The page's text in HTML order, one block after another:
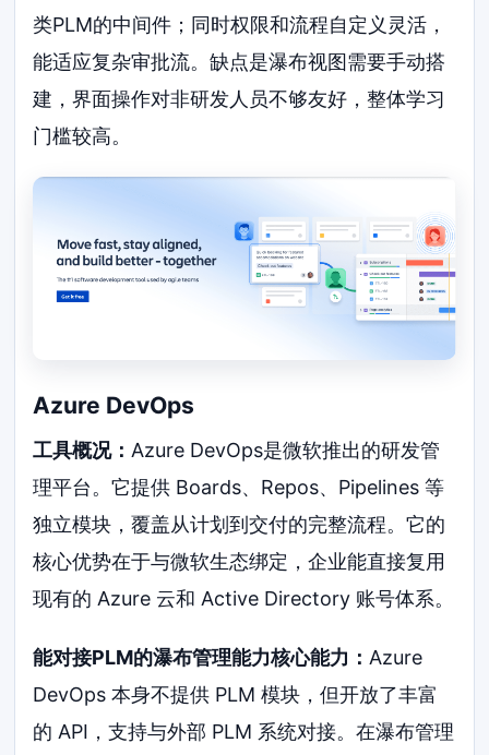
类PLM的中间件；同时权限和流程自定义灵活，
能适应复杂审批流。缺点是瀑布视图需要手动搭
建，界面操作对非研发人员不够友好，整体学习
门槛较高。
Azure DevOps
工具概况： Azure DevOps是微软推出的研发管
理平台。它提供 Boards、Repos、Pipelines 等
独立模块，覆盖从计划到交付的完整流程。它的
核心优势在于与微软生态绑定，企业能直接复用
现有的 Azure 云和 Active Directory 账号体系。
能对接PLM的瀑布管理能力核心能力： Azure
DevOps 本身不提供 PLM 模块，但开放了丰富
的 API，支持与外部 PLM 系统对接。在瀑布管理